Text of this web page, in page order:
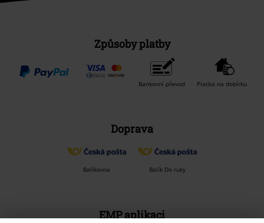
Způsoby platby
Bankovní převod Platba na dobírku
Doprava
Balíkovna Balík Do ruky
EMP aplikaci